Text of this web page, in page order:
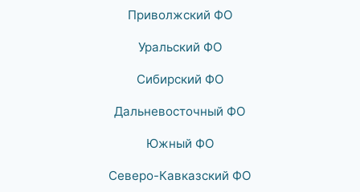
Приволжский ФО
Уральский ФО
Сибирский ФО
Дальневосточный ФО
Южный ФО
Северо-Кавказский ФО